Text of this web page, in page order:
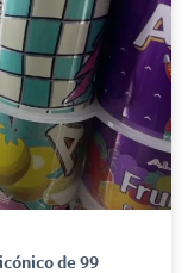
de 99